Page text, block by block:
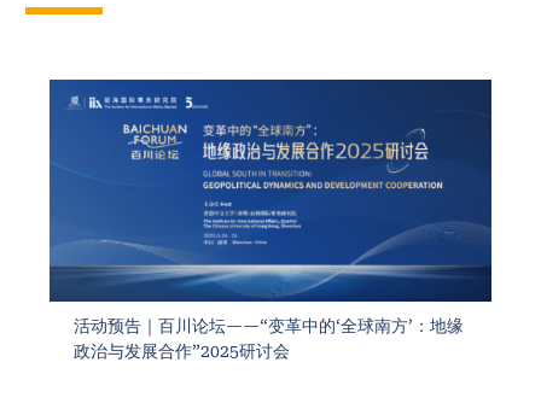
活动预告｜百川论坛——“变革中的‘全球南方’：地缘
政治与发展合作”2025研讨会